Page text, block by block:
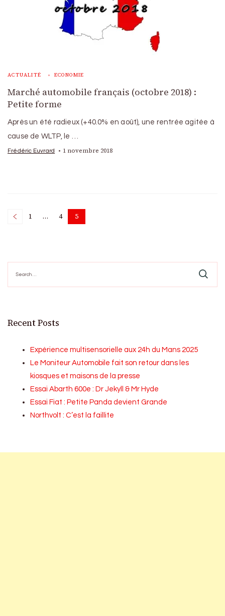
ACTUALITÉ ECONOMIE
Marché automobile français (octobre 2018) :
Petite forme
Après un été radieux (+40.0% en août), une rentrée agitée à
cause de WLTP, le …
Frédéric Euvrard 1 novembre 2018
Posts
Page
1 … Page
4 Page
5
for:
Recent Posts
Expérience multisensorielle aux 24h du Mans 2025
Le Moniteur Automobile fait son retour dans les
kiosques et maisons de la presse
Essai Abarth 600e : Dr Jekyll & Mr Hyde
Essai Fiat : Petite Panda devient Grande
Northvolt : C’est la faillite